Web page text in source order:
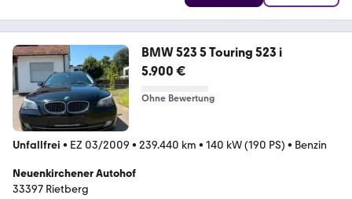
BMW 523 5 Touring 523 i
5.900 €
Ohne Bewertung
Unfallfrei • EZ 03/2009 • 239.440 km • 140 kW (190 PS) • Benzin
Neuenkirchener Autohof
33397 Rietberg